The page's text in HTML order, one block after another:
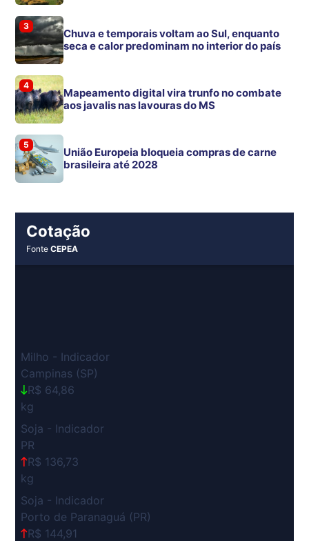
3
Chuva e temporais voltam ao Sul, enquanto
seca e calor predominam no interior do país
4
Mapeamento digital vira trunfo no combate
aos javalis nas lavouras do MS
5
União Europeia bloqueia compras de carne
brasileira até 2028
Cotação
FonteCEPEA
Milho - Indicador
Campinas (SP)
R$ 64,86
kg
Soja - Indicador
PR
R$ 136,73
kg
Soja - Indicador
Porto de Paranaguá (PR)
R$ 144,91